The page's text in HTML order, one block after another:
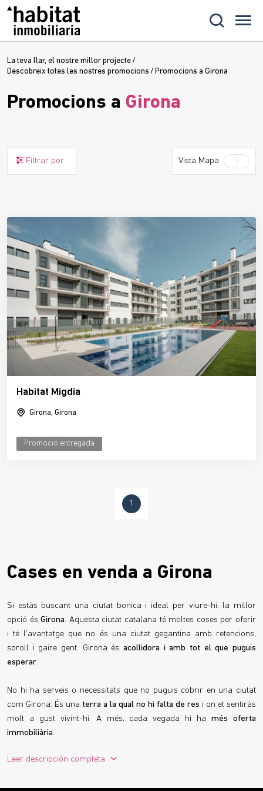
La teva llar, el nostre millor projecte /
Descobreix totes les nostres promocions / Promocions a Girona
Promocions a Girona
Filtrar por Vista Mapa
Habitat Migdia
Girona, Girona
Promoció entregada
1
Cases en venda a Girona
Si estàs buscant una ciutat bonica i ideal per viure-hi, la millor
opció ésGirona. Aquesta ciutat catalana té moltes coses per oferir
i té l’avantatge que no és una ciutat gegantina amb retencions,
soroll i gaire gent. Girona és acollidora i amb tot el que puguis
esperar.
No hi ha serveis o necessitats que no puguis cobrir en una ciutat
com Girona. És una terra a la qual no hi falta de res i on et sentiràs
molt a gust vivint-hi. A més, cada vegada hi hamés oferta
immobiliària.
Amb aquest augment d’oferta d’habitatge, Girona s’ha convertit en
Leer descripción completa